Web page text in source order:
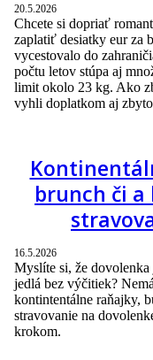
20.5.2026
Chcete si dopriať
zaplatiť desiatky eur za
vycestovalo do
počtu letov stúpa aj
limit okolo 23 kg. Ako
vyhli doplatkom aj
brunch či a
16.5.2026
Myslíte si, že
jedlá bez výčitiek?
kontintentálne raňajky,
stravovanie na
krokom.